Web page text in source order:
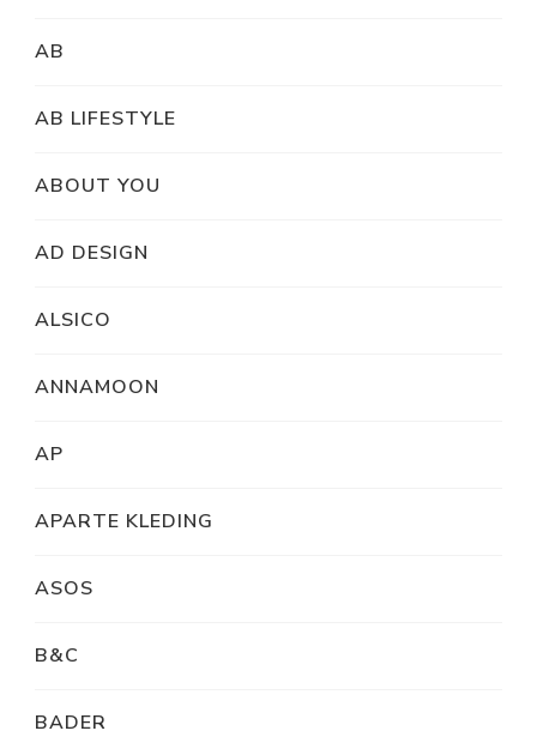
AB
AB LIFESTYLE
ABOUT YOU
AD DESIGN
ALSICO
ANNAMOON
AP
APARTE KLEDING
ASOS
B&C
BADER